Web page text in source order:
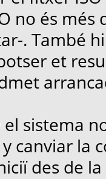
no és
. També
et
el sistema
canviar la
des de